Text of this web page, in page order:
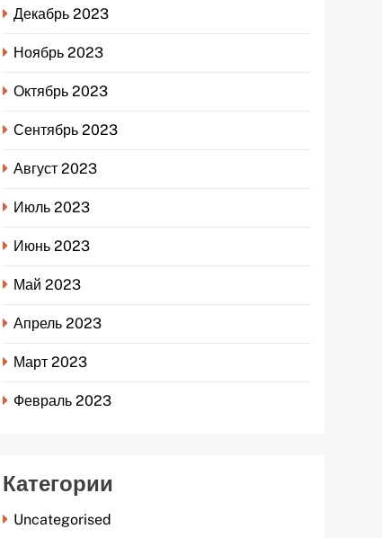
Декабрь 2023
Ноябрь 2023
Октябрь 2023
Сентябрь 2023
Август 2023
Июль 2023
Июнь 2023
Май 2023
Апрель 2023
Март 2023
Февраль 2023
Категории
Uncategorised